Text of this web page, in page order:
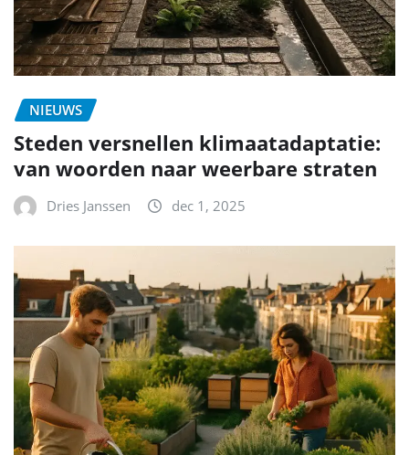
NIEUWS
Steden versnellen klimaatadaptatie:
van woorden naar weerbare straten
Dries Janssen dec 1, 2025